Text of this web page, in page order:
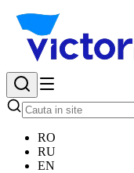
RO
RU
EN